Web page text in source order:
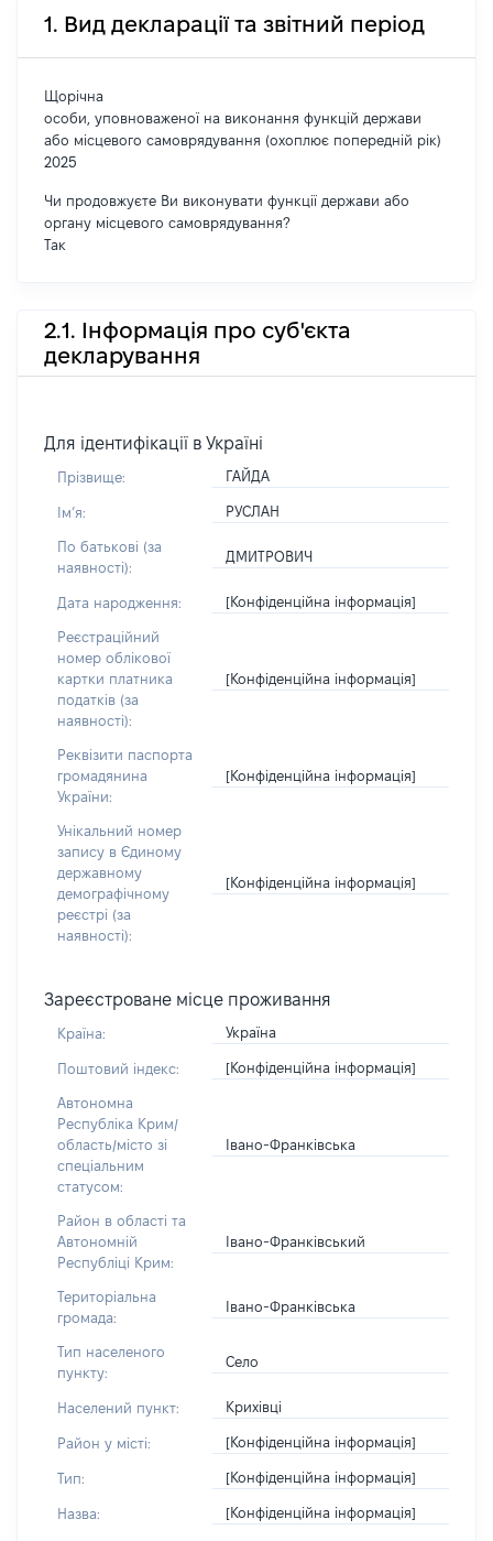
1. Вид декларації та звітний період
Щорічна
особи, уповноваженої на виконання функцій держави
або місцевого самоврядування (охоплює попередній рік)
2025
Чи продовжуєте Ви виконувати функції держави або
органу місцевого самоврядування?
Так
2.1. Інформація про суб'єкта
декларування
Для ідентифікації в Україні
Прізвище: ГАЙДА
Імʼя: РУСЛАН
По батькові (за
наявності):
ДМИТРОВИЧ
Дата народження: [Конфіденційна інформація]
Реєстраційний
номер облікової
картки платника
податків (за
наявності):
[Конфіденційна інформація]
Реквізити паспорта
громадянина
України:
[Конфіденційна інформація]
Унікальний номер
запису в Єдиному
державному
демографічному
реєстрі (за
наявності):
[Конфіденційна інформація]
Зареєстроване місце проживання
Країна: Україна
Поштовий індекс: [Конфіденційна інформація]
Автономна
Республіка Крим/
область/місто зі
спеціальним
статусом:
Івано-Франківська
Район в області та
Автономній
Республіці Крим:
Івано-Франківський
Територіальна
громада:
Івано-Франківська
Тип населеного
пункту:
Село
Населений пункт: Крихівці
Район у місті: [Конфіденційна інформація]
Тип: [Конфіденційна інформація]
Назва: [Конфіденційна інформація]